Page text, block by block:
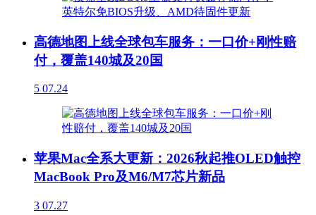
高德地图上线全球包车服务：一口价+刚性赔
付，覆盖140城及20国
5 07.24
苹果Mac全系大更新：2026秋起推OLED触控
MacBook Pro及M6/M7芯片新品
3 07.27